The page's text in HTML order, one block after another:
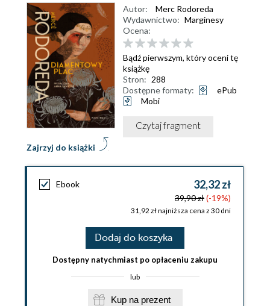
Zajrzyj do książki
Autor:
Merc Rodoreda
Wydawnictwo: Marginesy
Ocena:
Bądź pierwszym, który oceni tę
książkę
Stron: 288
Dostępne formaty:
ePub
Mobi
Czytaj fragment
Ebook 32,32 zł
39,90 zł(-19%)
31,92 zł najniższa cena z 30 dni
Dodaj do koszyka
Dostępny natychmiast po opłaceniu zakupu
lub
Kup na prezent